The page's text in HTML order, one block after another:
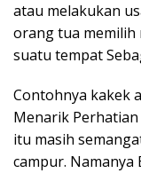
atau melakukan
orang tua memilih
suatu tempat
Contohnya kakek
Menarik
itu masih
campur. Namanya